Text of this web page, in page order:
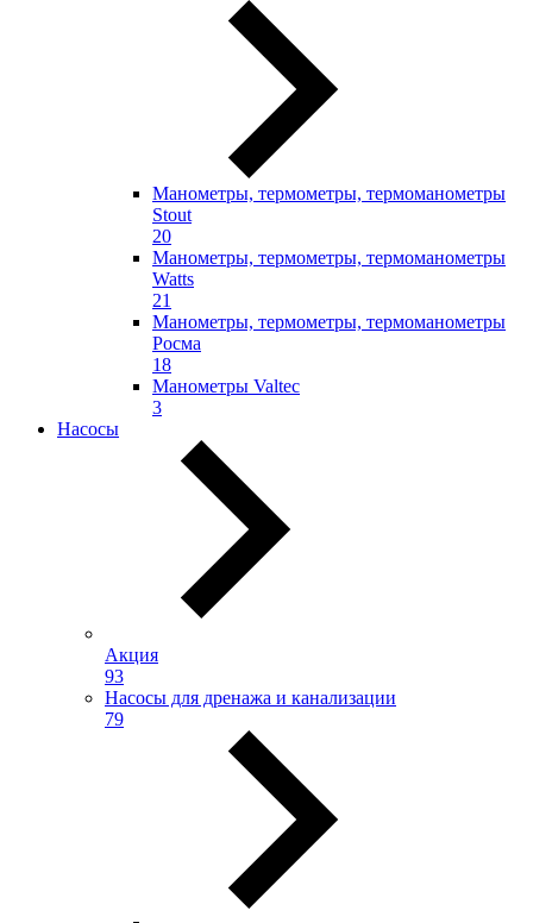
Манометры, термометры, термоманометры
Stout
20
Манометры, термометры, термоманометры
Watts
21
Манометры, термометры, термоманометры
Росма
18
Манометры Valtec
3
Насосы
Акция
93
Насосы для дренажа и канализации
79